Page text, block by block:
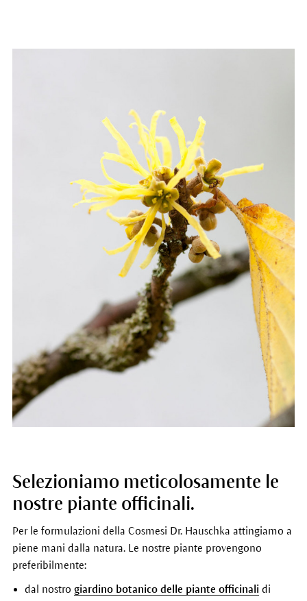
Selezioniamo meticolosamente le
nostre piante officinali.
Per le formulazioni della Cosmesi Dr. Hauschka attingiamo a
piene mani dalla natura. Le nostre piante provengono
preferibilmente:
dal nostro giardino botanico delle piante officinalidi